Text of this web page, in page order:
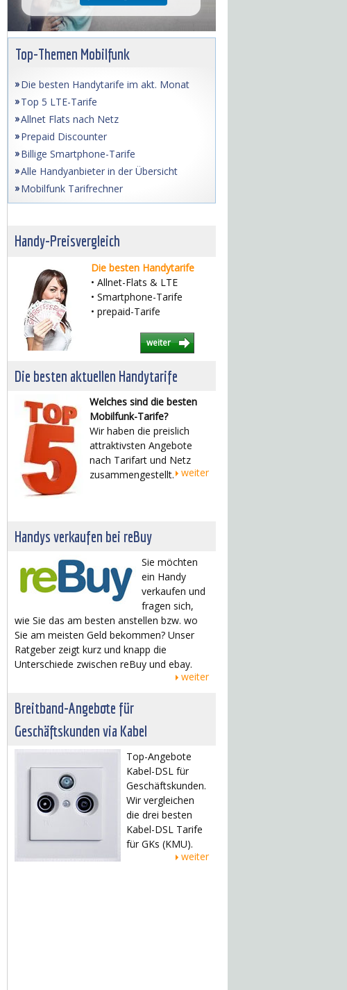
Top-Themen Mobilfunk
Die besten Handytarife im akt. Monat
Top 5 LTE-Tarife
Allnet Flats nach Netz
Prepaid Discounter
Billige Smartphone-Tarife
Alle Handyanbieter in der Übersicht
Mobilfunk Tarifrechner
Handy-Preisvergleich
Die besten Handytarife
• Allnet-Flats & LTE
• Smartphone-Tarife
• prepaid-Tarife
weiter
Die besten aktuellen Handytarife
Welches sind die besten
Mobilfunk-Tarife?
Wir haben die preislich
attraktivsten Angebote
nach Tarifart und Netz
zusammengestellt. weiter
Handys verkaufen bei reBuy
Sie möchten
ein Handy
verkaufen und
fragen sich,
wie Sie das am besten anstellen bzw. wo
Sie am meisten Geld bekommen? Unser
Ratgeber zeigt kurz und knapp die
Unterschiede zwischen reBuy und ebay.
weiter
Breitband-Angebote für
Geschäftskunden via Kabel
Top-Angebote
Kabel-DSL für
Geschäftskunden.
Wir vergleichen
die drei besten
Kabel-DSL Tarife
für GKs (KMU).
weiter